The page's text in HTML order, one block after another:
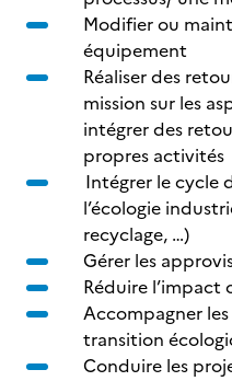
Modifier ou
équipement
Réaliser des
mission sur les
intégrer des
propres activités
Intégrer le cycle
l’écologie
recyclage, …)
Gérer les
Réduire l’impact
Accompagner
transition
Conduire les